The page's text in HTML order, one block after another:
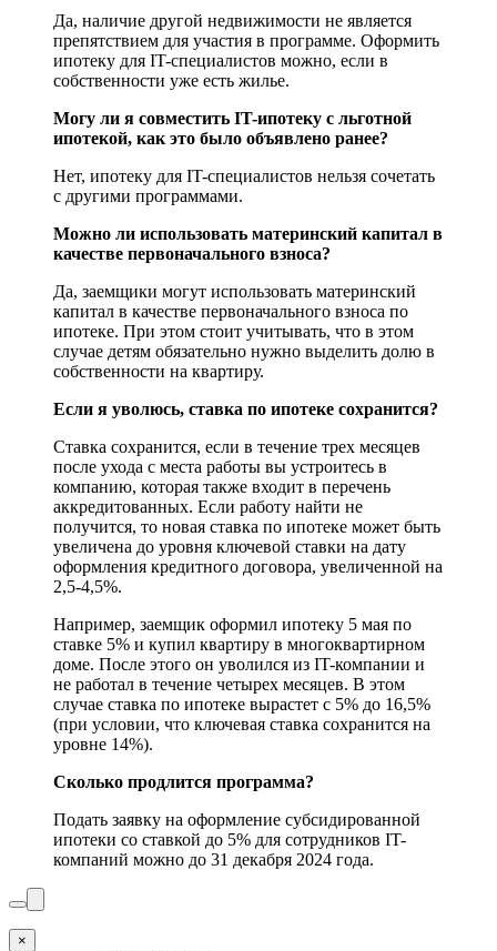
Да, наличие другой недвижимости не является
препятствием для участия в программе. Оформить
ипотеку для IT-специалистов можно, если в
собственности уже есть жилье.
Могу ли я совместить IT-ипотеку с льготной
ипотекой, как это было объявлено ранее?
Нет, ипотеку для IT-специалистов нельзя сочетать
с другими программами.
Можно ли использовать материнский капитал в
качестве первоначального взноса?
Да, заемщики могут использовать материнский
капитал в качестве первоначального взноса по
ипотеке. При этом стоит учитывать, что в этом
случае детям обязательно нужно выделить долю в
собственности на квартиру.
Если я уволюсь, ставка по ипотеке сохранится?
Ставка сохранится, если в течение трех месяцев
после ухода с места работы вы устроитесь в
компанию, которая также входит в перечень
аккредитованных. Если работу найти не
получится, то новая ставка по ипотеке может быть
увеличена до уровня ключевой ставки на дату
оформления кредитного договора, увеличенной на
2,5-4,5%.
Например, заемщик оформил ипотеку 5 мая по
ставке 5% и купил квартиру в многоквартирном
доме. После этого он уволился из IT-компании и
не работал в течение четырех месяцев. В этом
случае ставка по ипотеке вырастет с 5% до 16,5%
(при условии, что ключевая ставка сохранится на
уровне 14%).
Сколько продлится программа?
Подать заявку на оформление субсидированной
ипотеки со ставкой до 5% для сотрудников IT-
компаний можно до 31 декабря 2024 года.
×